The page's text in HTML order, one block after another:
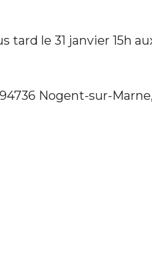
tard le 31 janvier 15h
Nogent-sur-Marne,